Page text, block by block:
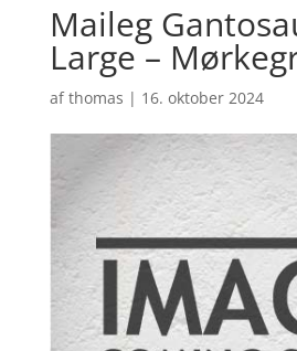
Maileg
Large –
afthomas | 16. oktober 2024